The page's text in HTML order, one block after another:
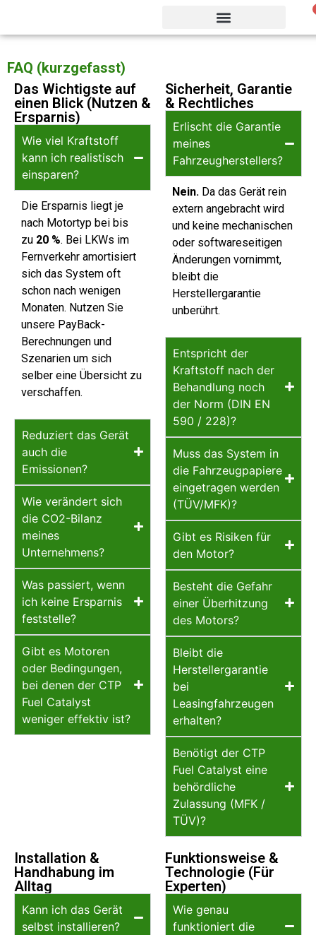
FAQ (kurzgefasst)
Das Wichtigste auf
einen Blick (Nutzen &
Ersparnis)
Wie viel Kraftstoff
kann ich realistisch
einsparen?
Die Ersparnis liegt je
nach Motortyp bei bis
zu 20 %. Bei LKWs im
Fernverkehr amortisiert
sich das System oft
schon nach wenigen
Monaten. Nutzen Sie
unsere PayBack-
Berechnungen und
Szenarien um sich
selber eine Übersicht zu
verschaffen.
Reduziert das Gerät
auch die
Emissionen?
Wie verändert sich
die CO2-Bilanz
meines
Unternehmens?
Was passiert, wenn
ich keine Ersparnis
feststelle?
Gibt es Motoren
oder Bedingungen,
bei denen der CTP
Fuel Catalyst
weniger effektiv ist?
Sicherheit, Garantie
& Rechtliches
Erlischt die Garantie
meines
Fahrzeugherstellers?
Nein. Da das Gerät rein
extern angebracht wird
und keine mechanischen
oder softwareseitigen
Änderungen vornimmt,
bleibt die
Herstellergarantie
unberührt.
Entspricht der
Kraftstoff nach der
Behandlung noch
der Norm (DIN EN
590 / 228)?
Muss das System in
die Fahrzeugpapiere
eingetragen werden
(TÜV/MFK)?
Gibt es Risiken für
den Motor?
Besteht die Gefahr
einer Überhitzung
des Motors?
Bleibt die
Herstellergarantie
bei
Leasingfahrzeugen
erhalten?
Benötigt der CTP
Fuel Catalyst eine
behördliche
Zulassung (MFK /
TÜV)?
Installation &
Handhabung im
Alltag
Kann ich das Gerät
selbst installieren?
Funktionsweise &
Technologie (Für
Experten)
Wie genau
funktioniert die